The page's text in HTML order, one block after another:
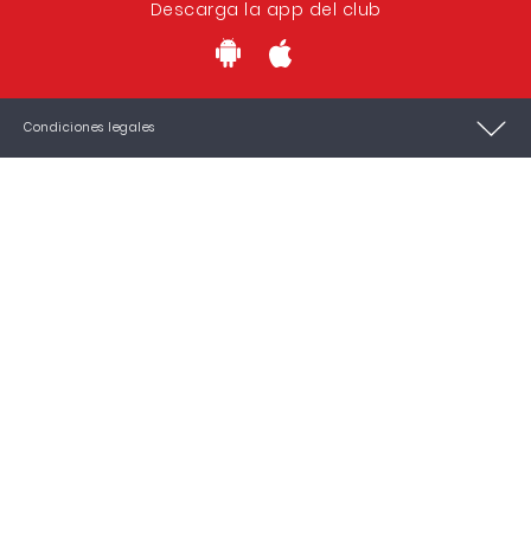
Descarga la app del club
Condiciones legales